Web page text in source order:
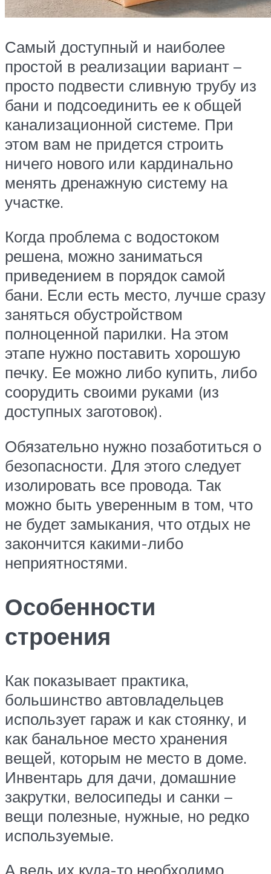
Самый доступный и наиболее
простой в реализации вариант –
просто подвести сливную трубу из
бани и подсоединить ее к общей
канализационной системе. При
этом вам не придется строить
ничего нового или кардинально
менять дренажную систему на
участке.
Когда проблема с водостоком
решена, можно заниматься
приведением в порядок самой
бани. Если есть место, лучше сразу
заняться обустройством
полноценной парилки. На этом
этапе нужно поставить хорошую
печку. Ее можно либо купить, либо
соорудить своими руками (из
доступных заготовок).
Обязательно нужно позаботиться о
безопасности. Для этого следует
изолировать все провода. Так
можно быть уверенным в том, что
не будет замыкания, что отдых не
закончится какими-либо
неприятностями.
Особенности
строения
Как показывает практика,
большинство автовладельцев
использует гараж и как стоянку, и
как банальное место хранения
вещей, которым не место в доме.
Инвентарь для дачи, домашние
закрутки, велосипеды и санки –
вещи полезные, нужные, но редко
используемые.
А ведь их куда-то необходимо